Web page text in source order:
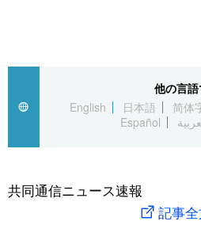
社会
旅と暮らし
社会
文化
科学・技術
暮らし
他の言
English
日本語 简体
Español
共同通信ニュース速報
記事全